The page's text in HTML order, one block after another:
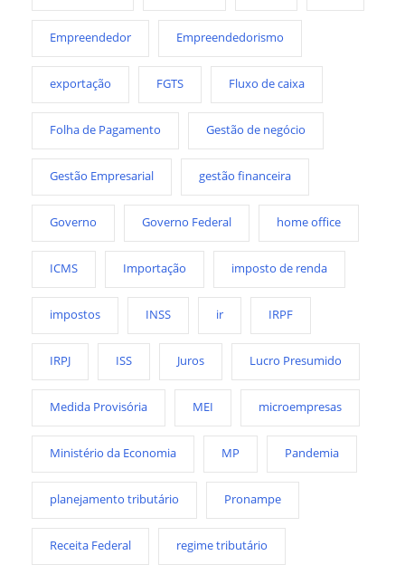
Empreendedor Empreendedorismo
exportação FGTS Fluxo de caixa
Folha de Pagamento Gestão de negócio
Gestão Empresarial gestão financeira
Governo Governo Federal home office
ICMS Importação imposto de renda
impostos INSS ir IRPF
IRPJ ISS Juros Lucro Presumido
Medida Provisória MEI microempresas
Ministério da Economia MP Pandemia
planejamento tributário Pronampe
Receita Federal regime tributário